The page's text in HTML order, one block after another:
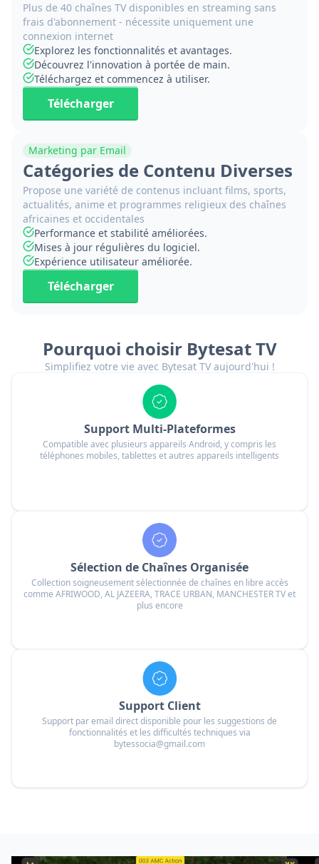
Plus de 40 chaînes TV disponibles en streaming sans
frais d'abonnement - nécessite uniquement une
connexion internet
Explorez les fonctionnalités et avantages.
Découvrez l'innovation à portée de main.
Téléchargez et commencez à utiliser.
Télécharger
Marketing par Email
Catégories de Contenu Diverses
Propose une variété de contenus incluant films, sports,
actualités, anime et programmes religieux des chaînes
africaines et occidentales
Performance et stabilité améliorées.
Mises à jour régulières du logiciel.
Expérience utilisateur améliorée.
Télécharger
Pourquoi choisir Bytesat TV
Simplifiez votre vie avec Bytesat TV aujourd'hui !
Support Multi-Plateformes
Compatible avec plusieurs appareils Android, y compris les
téléphones mobiles, tablettes et autres appareils intelligents
Sélection de Chaînes Organisée
Collection soigneusement sélectionnée de chaînes en libre accès
comme AFRIWOOD, AL JAZEERA, TRACE URBAN, MANCHESTER TV et
plus encore
Support Client
Support par email direct disponible pour les suggestions de
fonctionnalités et les difficultés techniques via
bytessocia@gmail.com